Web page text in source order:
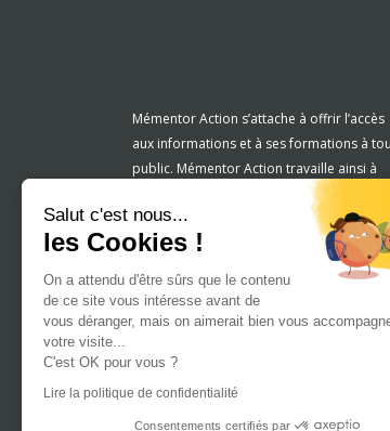
Mémentor Action s’attache à offrir l’accès
aux informations et à ses formations à
public. Mémentor Action travaille ainsi à
rendre accessible toute information et
tous les centres de formation aux
personnes en situation de handicap.
réflexion est inscrite dans la culture et la
démarche de l’entreprise.Drissia Touzani
est votre référente handicap.
drissia.touzani@mementoraction.fr
Salut c'est nous...
les Cookies !
On a attendu d'être sûrs que le contenu
de ce site vous intéresse avant de
vous déranger, mais on aimerait bien vous
votre visite...
C'est OK pour vous ?
Lire la politique de confidentialité
Consentements certifiés par